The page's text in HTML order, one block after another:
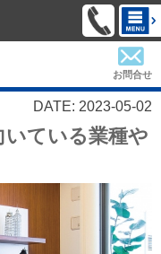
お問合せ
DATE: 2023-05-02
いている業種や